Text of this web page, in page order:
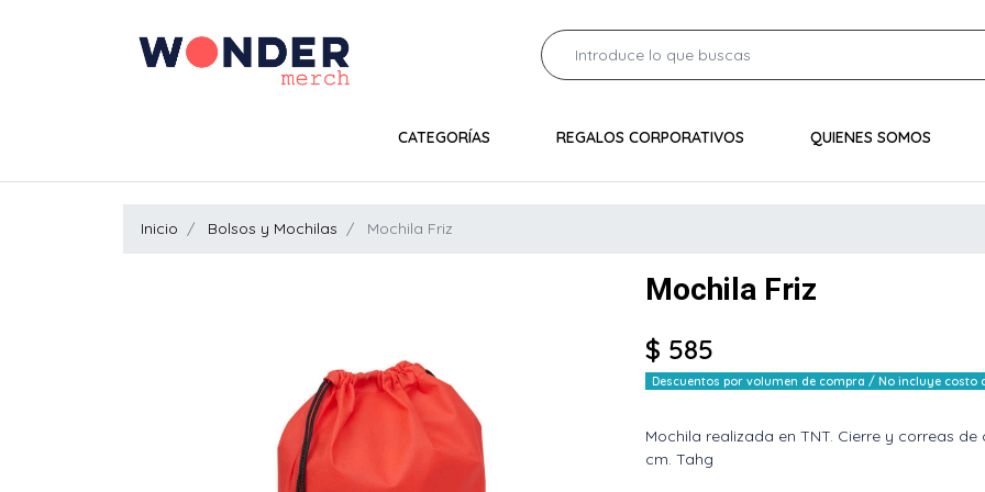
CATEGORÍAS REGALOS CORPORATIVOS QUIENES SOMOS
Inicio Bolsos y Mochilas Mochila Friz
Mochila Friz
$ 585
Descuentos por volumen de compra / No incluye costo
Mochila realizada en TNT. Cierre y correas
cm. Tahg